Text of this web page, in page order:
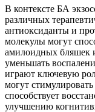
В контексте БА
различных
антиоксиданты и
молекулы могут
амилоидных бляшек
уменьшать
играют ключевую
могут
способствует
улучшению